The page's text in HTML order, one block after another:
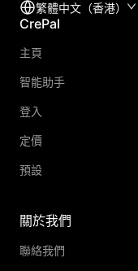
繁體中文（香港）
CrePal
主頁
智能助手
登入
定價
預設
關於我們
聯絡我們